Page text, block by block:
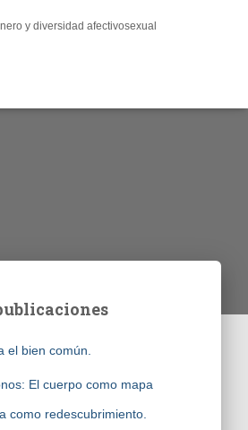
y diversidad afectivosexual
el bien común.
El cuerpo como mapa
como redescubrimiento.